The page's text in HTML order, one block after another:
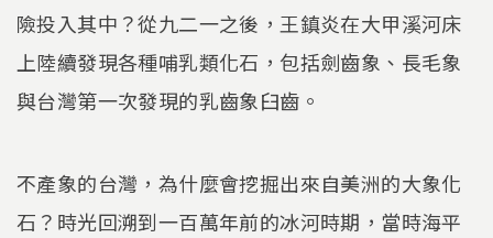
險投入其中？從九二一之後，王鎮炎在大甲溪河床
上陸續發現各種哺乳類化石，包括劍齒象、長毛象
與台灣第一次發現的乳齒象臼齒。
不產象的台灣，為什麼會挖掘出來自美洲的大象化
石？時光回溯到一百萬年前的冰河時期，當時海平